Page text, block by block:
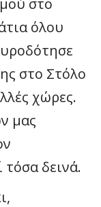
στο
όλου
στο Στόλο
χώρες.
μας
δεινά.